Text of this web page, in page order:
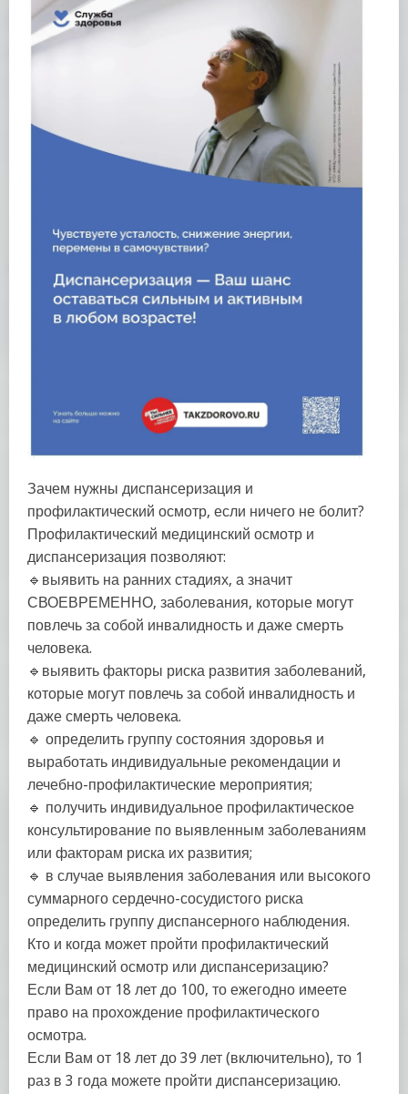
Зачем нужны диспансеризация и
профилактический осмотр, если ничего не болит?
Профилактический медицинский осмотр и
диспансеризация позволяют:
🔹выявить на ранних стадиях, а значит
СВОЕВРЕМЕННО, заболевания, которые могут
повлечь за собой инвалидность и даже смерть
человека.
🔹выявить факторы риска развития заболеваний,
которые могут повлечь за собой инвалидность и
даже смерть человека.
🔹 определить группу состояния здоровья и
выработать индивидуальные рекомендации и
лечебно-профилактические мероприятия;
🔹 получить индивидуальное профилактическое
консультирование по выявленным заболеваниям
или факторам риска их развития;
🔹 в случае выявления заболевания или высокого
суммарного сердечно-сосудистого риска
определить группу диспансерного наблюдения.
Кто и когда может пройти профилактический
медицинский осмотр или диспансеризацию?
Если Вам от 18 лет до 100, то ежегодно имеете
право на прохождение профилактического
осмотра.
Если Вам от 18 лет до 39 лет (включительно), то 1
раз в 3 года можете пройти диспансеризацию.